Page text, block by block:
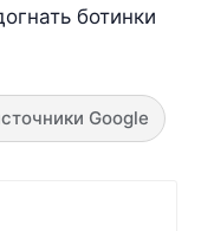
ботинки
Google